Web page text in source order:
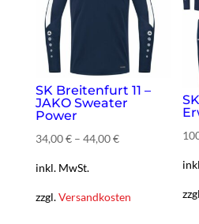
SK Breitenfurt 11 –
JAKO Sweater
Power
34,00€– 44,00€
inkl. MwSt.
zzgl.Versandkosten